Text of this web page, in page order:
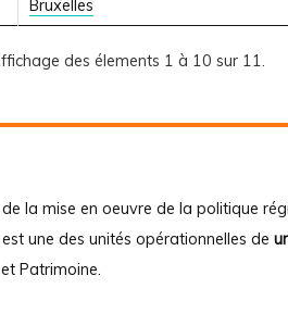
Bruxelles
des élements 1 à 10 sur 11.
la mise en oeuvre de la politique
une des unités opérationnelles de
Patrimoine.